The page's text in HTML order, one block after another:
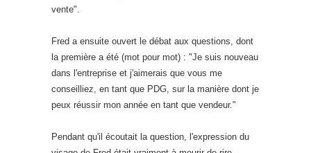
vente".
Fred a ensuite ouvert le débat aux questions, dont
la première a été (mot pour mot) : "Je suis nouveau
dans l'entreprise et j'aimerais que vous me
conseilliez, en tant que PDG, sur la manière dont je
peux réussir mon année en tant que vendeur."
Pendant qu'il écoutait la question, l'expression du